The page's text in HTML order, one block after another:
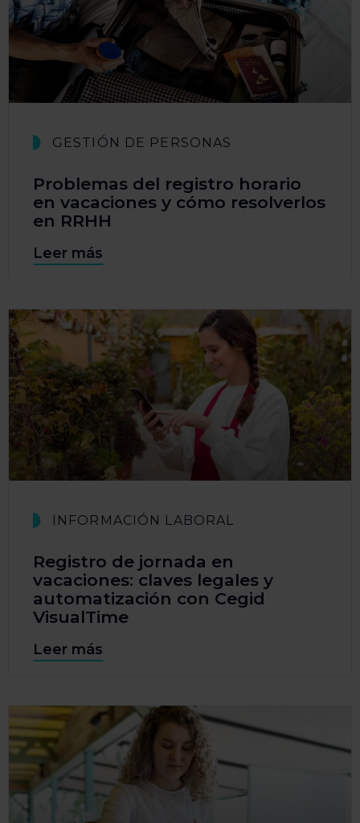
GESTIÓN DE PERSONAS
Problemas del registro horario
en vacaciones y cómo resolverlos
en RRHH
Leer más
INFORMACIÓN LABORAL
Registro de jornada en
vacaciones: claves legales y
automatización con Cegid
VisualTime
Leer más